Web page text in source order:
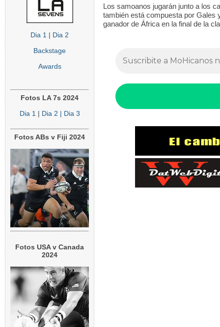
Dia 1 | Dia 2
Backstage
Awards
Fotos LA 7s 2024
Dia 1 | Dia 2 | Dia 3
Fotos ABs v Fiji 2024
Fotos USA v Canada
2024
Los samoanos jugarán junto a los
también está compuesta por Gales
ganador de África en la final de la